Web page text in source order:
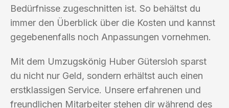
Bedürfnisse zugeschnitten ist. So behältst du
immer den Überblick über die Kosten und kannst
gegebenenfalls noch Anpassungen vornehmen.
Mit dem Umzugskönig Huber Gütersloh sparst
du nicht nur Geld, sondern erhältst auch einen
erstklassigen Service. Unsere erfahrenen und
freundlichen Mitarbeiter stehen dir während des